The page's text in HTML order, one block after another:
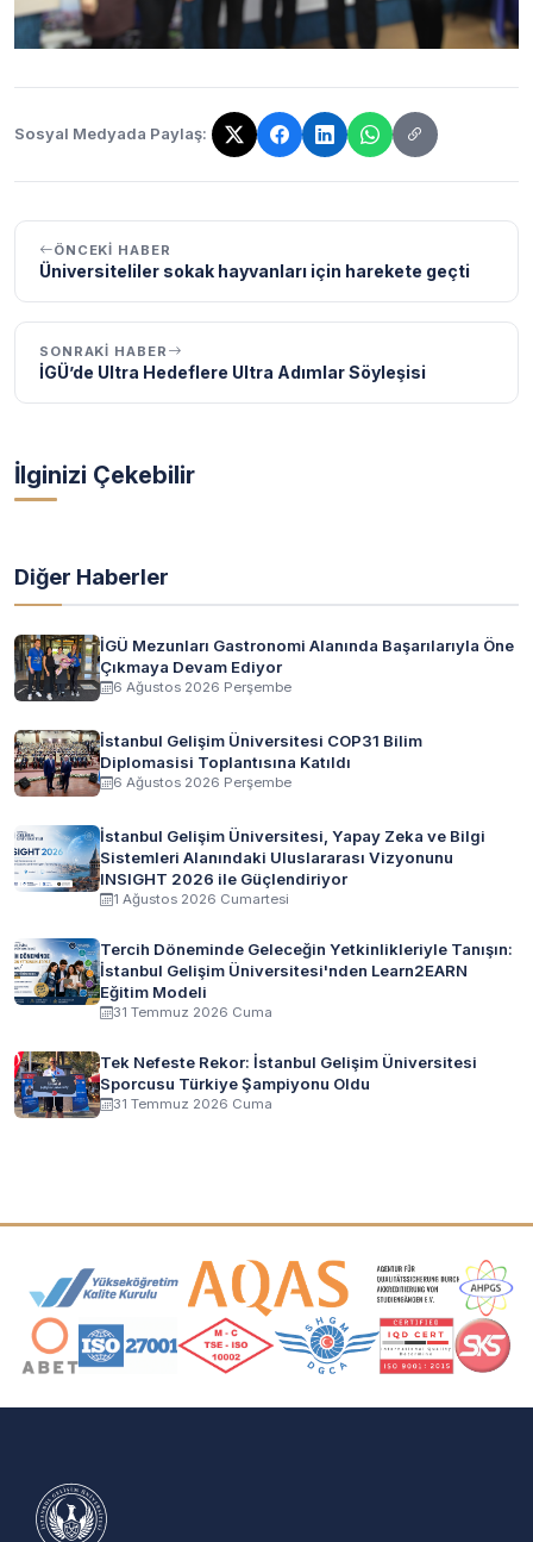
Sosyal Medyada Paylaş:
Bağlantı kopyalandı!
ÖNCEKI HABER
Üniversiteliler sokak hayvanları için harekete geçti
SONRAKI HABER
İGÜ’de Ultra Hedeflere Ultra Adımlar Söyleşisi
İlginizi Çekebilir
Diğer Haberler
İGÜ Mezunları Gastronomi Alanında Başarılarıyla Öne
Çıkmaya Devam Ediyor
6 Ağustos 2026 Perşembe
İstanbul Gelişim Üniversitesi COP31 Bilim
Diplomasisi Toplantısına Katıldı
6 Ağustos 2026 Perşembe
İstanbul Gelişim Üniversitesi, Yapay Zeka ve Bilgi
Sistemleri Alanındaki Uluslararası Vizyonunu
INSIGHT 2026 ile Güçlendiriyor
1 Ağustos 2026 Cumartesi
Tercih Döneminde Geleceğin Yetkinlikleriyle Tanışın:
İstanbul Gelişim Üniversitesi'nden Learn2EARN
Eğitim Modeli
31 Temmuz 2026 Cuma
Tek Nefeste Rekor: İstanbul Gelişim Üniversitesi
Sporcusu Türkiye Şampiyonu Oldu
31 Temmuz 2026 Cuma
Akreditasyon ve Üyelik Logoları